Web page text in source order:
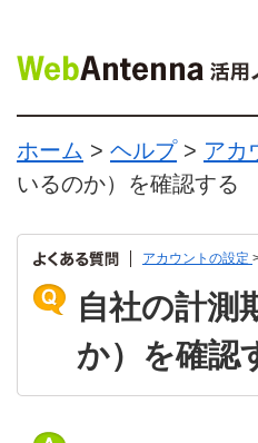
ホーム > ヘルプ> アカ
いるのか）を確認する
アカウントの設定
自社の計測
か）を確認